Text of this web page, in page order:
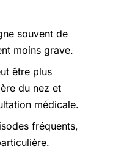
souvent de
moins grave.
être plus
du nez et
médicale.
fréquents,